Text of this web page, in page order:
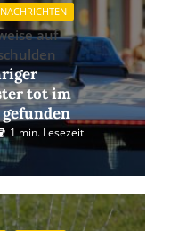
NACHRICHTEN
auf
tot im
1 min. Lesezeit